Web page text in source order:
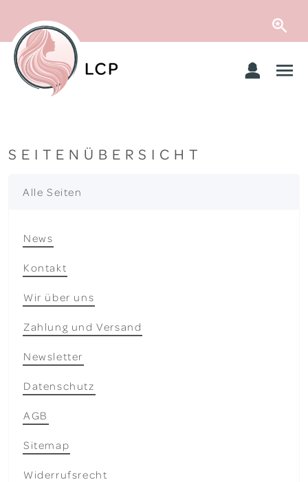
SEITENÜBERSICHT
Alle Seiten
News
Kontakt
Wir über uns
Zahlung und Versand
Newsletter
Datenschutz
AGB
Sitemap
Widerrufsrecht